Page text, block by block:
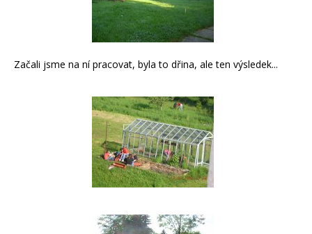
Začali jsme na ní pracovat, byla to dřina, ale ten výsledek...